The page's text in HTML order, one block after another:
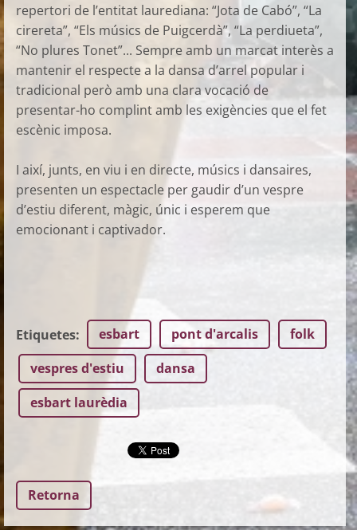
repertori de l’entitat laurediana: “Jota de Cabó”, “La
cirereta”, “Els músics de Puigcerdà”, “La perdiueta”,
“No plures Tonet”... Sempre amb un marcat interès a
mantenir el respecte a la dansa d’arrel popular i
tradicional però amb una clara vocació de
presentar-ho complint amb les exigències que el fet
escènic imposa.
I així, junts, en viu i en directe, músics i dansaires,
presenten un espectacle per gaudir d’un vespre
d’estiu diferent, màgic, únic i esperem que
emocionant i captivador.
Etiquetes: esbart pont d'arcalis
folk
vespres d'estiu
dansa
esbart laurèdia
Retorna